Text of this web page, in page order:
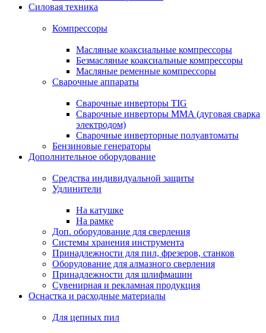
Силовая техника
Компрессоры
Масляные коаксиальные компрессоры
Безмасляные коаксиальные компрессоры
Масляные ременные компрессоры
Сварочные аппараты
Сварочные инверторы TIG
Сварочные инверторы MMA (дуговая сварка
электродом)
Сварочные инверторные полуавтоматы
Бензиновые генераторы
Дополнительное оборудование
Средства индивидуальной защиты
Удлинители
На катушке
На рамке
Доп. оборудование для сверления
Системы хранения инструмента
Принадлежности для пил, фрезеров, станков
Оборудование для алмазного сверления
Принадлежности для шлифмашин
Сувенирная и рекламная продукция
Оснастка и расходные материалы
Для цепных пил